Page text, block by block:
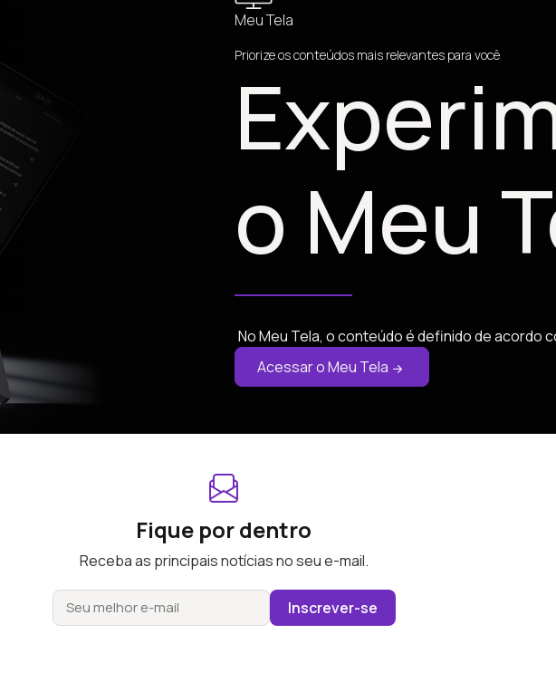
Meu Tela
Priorize os conteúdos mais relevantes para você
o Meu
No Meu Tela, o conteúdo é definido de acordo
Acessar o Meu Tela
Fique por dentro
Receba as principais notícias no seu e-mail.
Inscrever-se